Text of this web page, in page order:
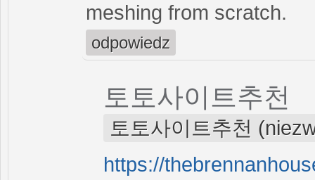
meshing from scratch.
odpowiedz
토토사이트추천
토토사이트추천
https://